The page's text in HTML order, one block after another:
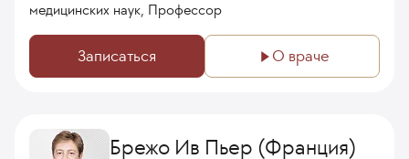
медицинских наук, Профессор
Записаться О враче
Брежо Ив Пьер (Франция)